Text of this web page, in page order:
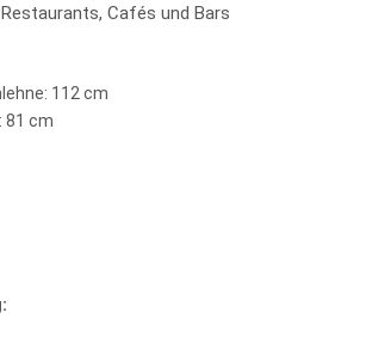
Cafés und Bars
112 cm
81 cm